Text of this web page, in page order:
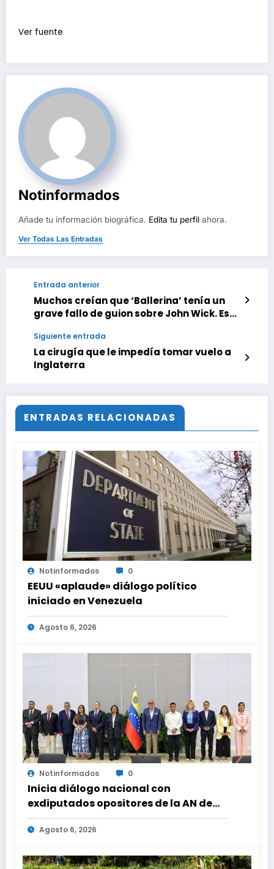
Ver fuente
Notinformados
Añade tu información biográfica. Edita tu perfil ahora.
Ver Todas Las Entradas
Entrada anterior
Muchos creían que ‘Ballerina’ tenía un
grave fallo de guion sobre John Wick. Esta
Siguiente entrada
La cirugía que le impedía tomar vuelo a
Inglaterra
ENTRADAS RELACIONADAS
Notinformados 0
EEUU «aplaude» diálogo político
iniciado en Venezuela
Agosto 6, 2026
Notinformados 0
Inicia diálogo nacional con
exdiputados opositores de la AN de
2015
Agosto 6, 2026